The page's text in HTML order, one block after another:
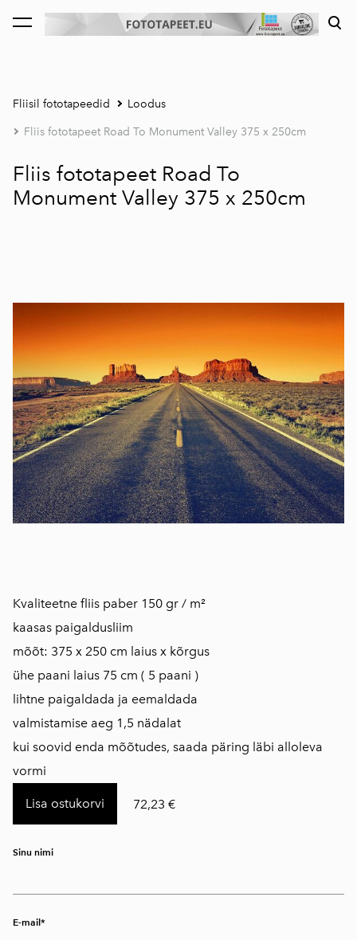
lisati ostukorvi. Vaata ostukorvi
Fliisil fototapeedid Loodus
Fliis fototapeet Road To Monument Valley 375 x 250cm
Fliis fototapeet Road To
Monument Valley 375 x 250cm
Kvaliteetne fliis paber 150 gr / m²
kaasas paigaldusliim
mõõt: 375 x 250 cm laius x kõrgus
ühe paani laius 75 cm ( 5 paani )
lihtne paigaldada ja eemaldada
​​valmistamise aeg 1,5 nädalat
kui soovid enda mõõtudes, saada päring läbi alloleva
vormi
Lisa ostukorvi 72,23 €
Sinu nimi
E-mail